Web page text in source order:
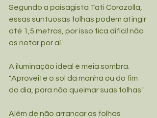
Segundo a paisagista Tati Corazolla,
essas suntuosas folhas podem atingir
até 1,5 metros, por isso fica difícil não
as notar por aí.
A iluminação ideal é meia sombra.
"Aproveite o sol da manhã ou do fim
do dia, para não queimar suas folhas"
Além de não arrancar as folhas